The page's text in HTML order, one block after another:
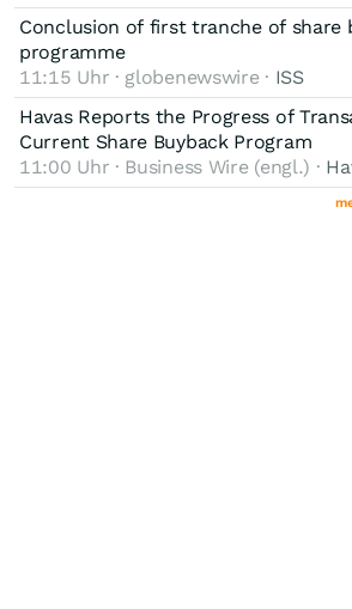
Conclusion of first tranche of share
programme
11:15 Uhr · globenewswire · ISS
Havas Reports the Progress of
Current Share Buyback Program
11:00 Uhr · Business Wire (engl.) ·